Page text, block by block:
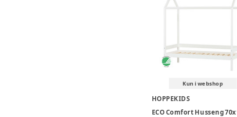
Kun i webshop
HOPPEKIDS